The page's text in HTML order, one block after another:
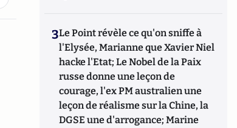
3Le Point révèle ce qu'on sniffe à
l'Elysée, Marianne que Xavier Niel
hacke l'Etat; Le Nobel de la Paix
russe donne une leçon de
courage, l'ex PM australien une
leçon de réalisme sur la Chine, la
DGSE une d'arrogance; Marine